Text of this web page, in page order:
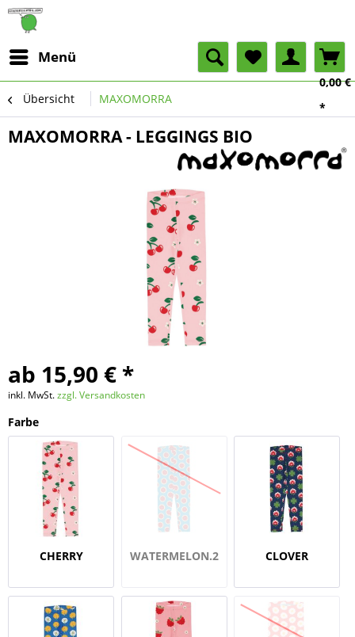
Menü
0,00 €
*
Übersicht MAXOMORRA
MAXOMORRA - LEGGINGS BIO
ab 15,90 € *
inkl. MwSt.zzgl. Versandkosten
Farbe
CHERRY WATERMELON.2 CLOVER